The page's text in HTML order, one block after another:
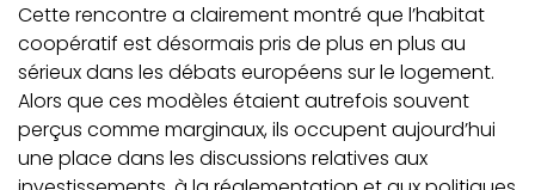
Cette rencontre a clairement montré que l’habitat
coopératif est désormais pris de plus en plus au
sérieux dans les débats européens sur le logement.
Alors que ces modèles étaient autrefois souvent
perçus comme marginaux, ils occupent aujourd’hui
une place dans les discussions relatives aux